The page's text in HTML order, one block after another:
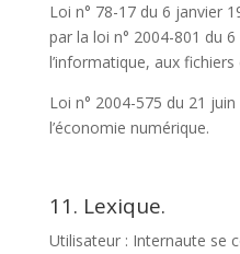
Loi n° 78-17 du 6 janvier
par la loi n° 2004-801 du
l’informatique, aux
Loi n° 2004-575 du 21
l’économie numérique.
11. Lexique.
Utilisateur : Internaute se